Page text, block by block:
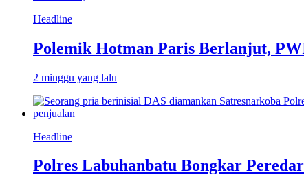
Headline
Polemik Hotman Paris Berlanjut,
2 minggu yang lalu
Headline
Polres Labuhanbatu Bongkar